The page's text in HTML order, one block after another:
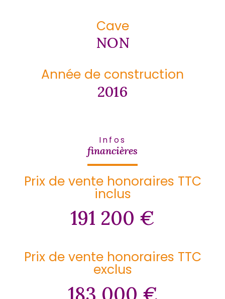
Cave
NON
Année de construction
2016
Infos
financières
Prix de vente honoraires TTC
inclus
191 200 €
Prix de vente honoraires TTC
exclus
183 000 €